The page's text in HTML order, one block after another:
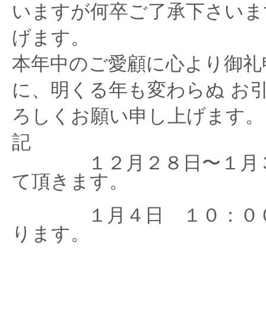
いますが何卒ご了承下さい
げます。
本年中のご愛顧に心より御
に、明くる年も変わらぬ お
ろしくお願い申し上げます。
記
１２月２８日〜１月３
て頂きます。
１月４日 １０：００
ります。